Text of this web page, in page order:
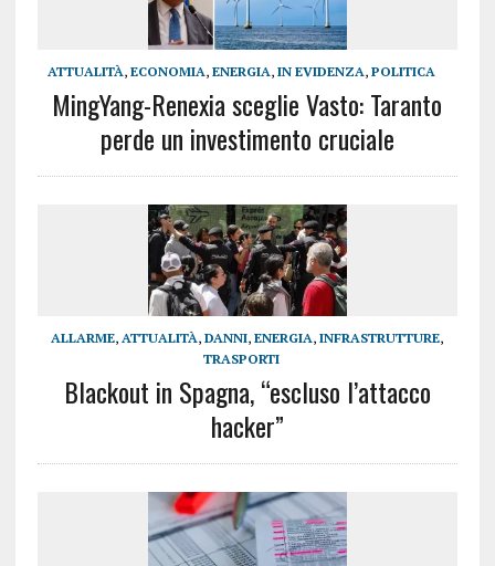
ATTUALITÀ,ECONOMIA,ENERGIA,IN EVIDENZA,POLITICA
MingYang-Renexia sceglie Vasto: Taranto
perde un investimento cruciale
ALLARME, ATTUALITÀ,DANNI,ENERGIA,INFRASTRUTTURE,
TRASPORTI
Blackout in Spagna, “escluso l’attacco
hacker”